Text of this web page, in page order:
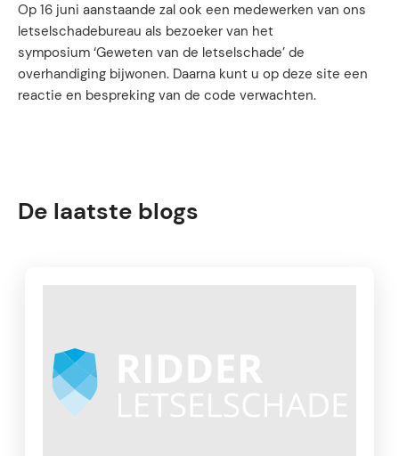
Op 16 juni aanstaande zal ook een medewerken van ons
letselschadebureau als bezoeker van het
symposium ‘Geweten van de letselschade’ de
overhandiging bijwonen. Daarna kunt u op deze site een
reactie en bespreking van de code verwachten.
De laatste blogs